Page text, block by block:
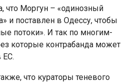
что Моргун – «одинозный
и поставлен в Одессу, чтобы
потоки». И так по многим-
которые контрабанда может
ЕС.
что кураторы теневого